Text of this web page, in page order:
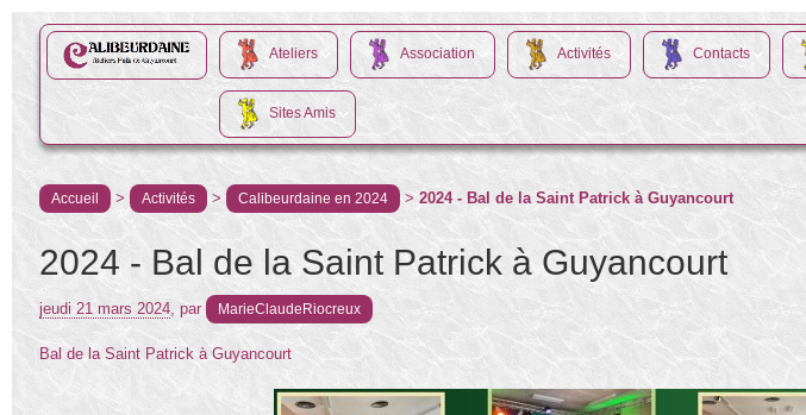
Ateliers Association Activités Contacts
Sites Amis
Accueil > Activités > Calibeurdaine en 2024 >2024 - Bal de la Saint Patrick à Guyancourt
2024 - Bal de la Saint Patrick à Guyancourt
jeudi 21 mars 2024,par MarieClaudeRiocreux
Bal de la Saint Patrick à Guyancourt